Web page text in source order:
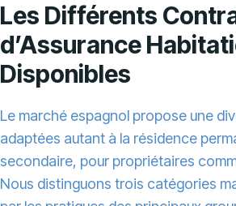
Les Différents
d’Assurance
Disponibles
Le marché espagnol propose une
adaptées autant à la résidence
secondaire, pour propriétaires
Nous distinguons trois catégories